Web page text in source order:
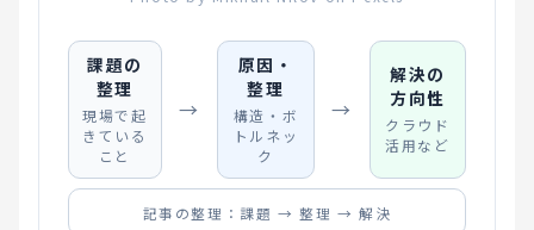
課題の
整理
現場で起
きている
こと
→
原因・
整理
構造・ボ
トルネッ
ク
→
解決の
方向性
クラウド
活用など
記事の整理：課題 → 整理 → 解決